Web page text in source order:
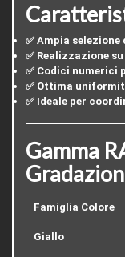
✅ Ampia
✅ Realizzazione
✅ Codici numerici
✅ Ottima
✅ Ideale per
Gamma
Famiglia Colore
Giallo